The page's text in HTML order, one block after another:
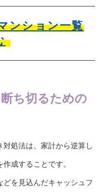
ンション一覧
ち切るための
処法は、家計から逆算し
成することです。
を見込んだキャッシュフ